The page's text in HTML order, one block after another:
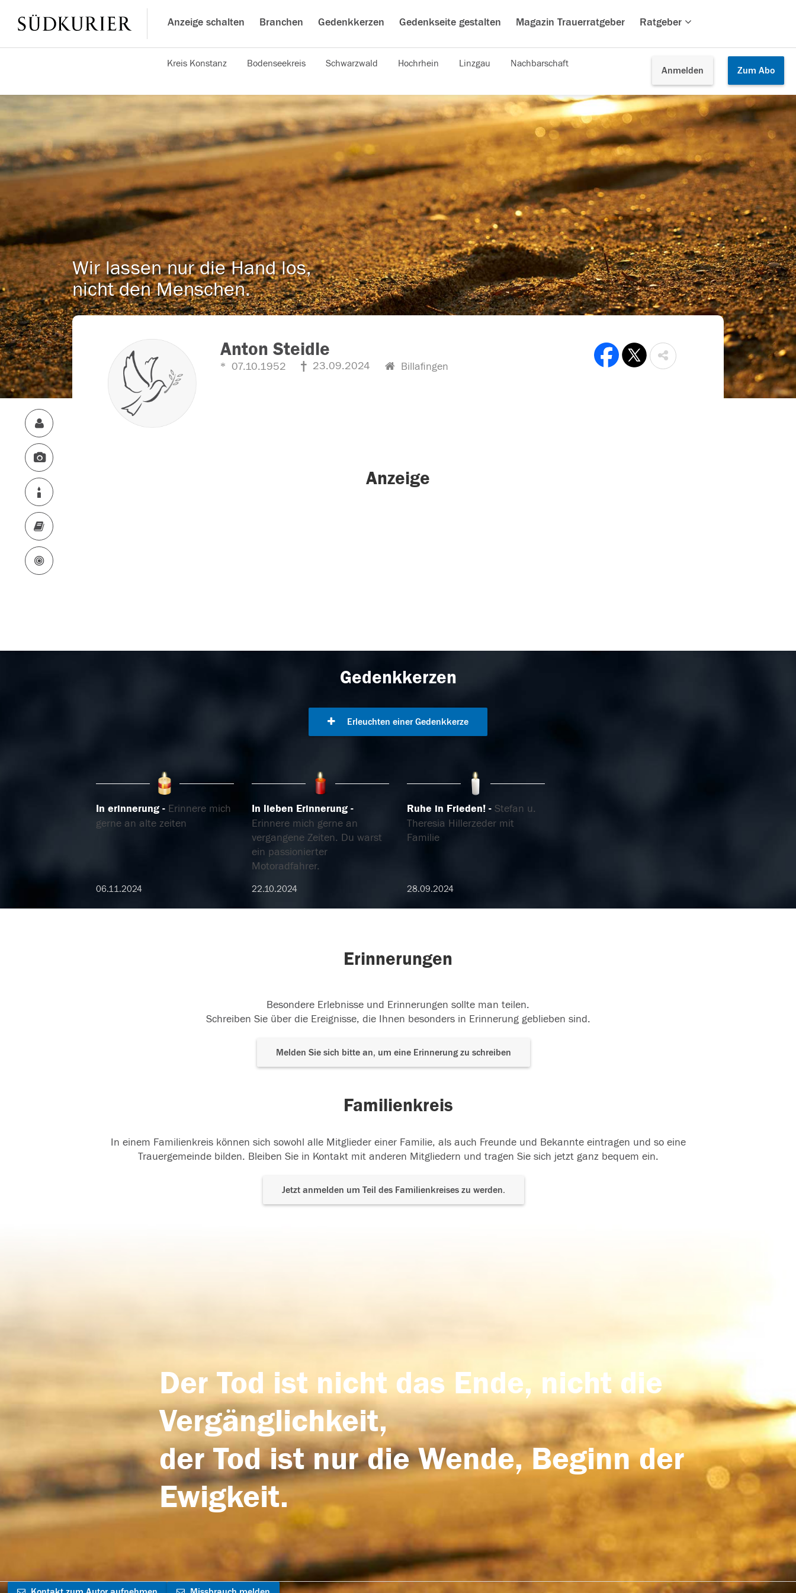
Anzeige schalten Branchen Gedenkkerzen Gedenkseite gestalten Magazin Trauerratgeber Ratgeber
Anmelden Zum Abo
Kreis Konstanz Bodenseekreis Schwarzwald Hochrhein Linzgau Nachbarschaft
Wir lassen nur die Hand los,
nicht den Menschen.
Anton Steidle
07.10.1952 23.09.2024 Billafingen
Anzeige
Gedenkkerzen
Erleuchten einer Gedenkkerze
In erinnerung
Erinnere mich
gerne an alte zeiten
06.11.2024
In lieben Erinnerung
Erinnere mich gerne an
vergangene Zeiten. Du warst
ein passionierter
Motoradfahrer.
22.10.2024
Ruhe in Frieden!
Stefan u.
Theresia Hillerzeder mit
Familie
28.09.2024
Erinnerungen
Besondere Erlebnisse und Erinnerungen sollte man teilen.
Schreiben Sie über die Ereignisse, die Ihnen besonders in Erinnerung geblieben sind.
Melden Sie sich bitte an, um eine Erinnerung zu schreiben
Familienkreis
In einem Familienkreis können sich sowohl alle Mitglieder einer Familie, als auch Freunde und Bekannte eintragen und so eine
Trauergemeinde bilden. Bleiben Sie in Kontakt mit anderen Mitgliedern und tragen Sie sich jetzt ganz bequem ein.
Jetzt anmelden um Teil des Familienkreises zu werden.
Der Tod ist nicht das Ende, nicht die
Vergänglichkeit,
der Tod ist nur die Wende, Beginn der
Ewigkeit.